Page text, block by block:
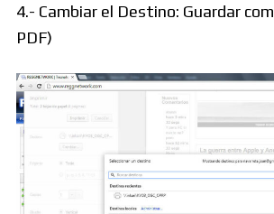
4.- Cambiar el Destino: Guardar
PDF)